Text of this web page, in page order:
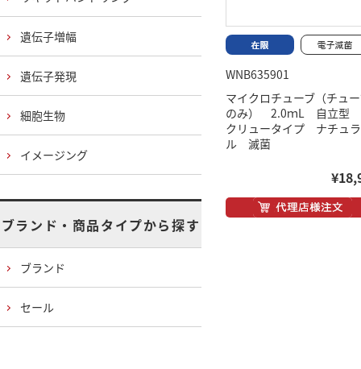
WNB635901
マイクロチューブ（チュ
のみ） 2.0ｍL 自立型
クリュータイプ ナチュラ
ル 滅菌
遺伝子増幅
遺伝子発現
細胞生物
イメージング
ブランド・商品タイプから探す
ブランド
セール